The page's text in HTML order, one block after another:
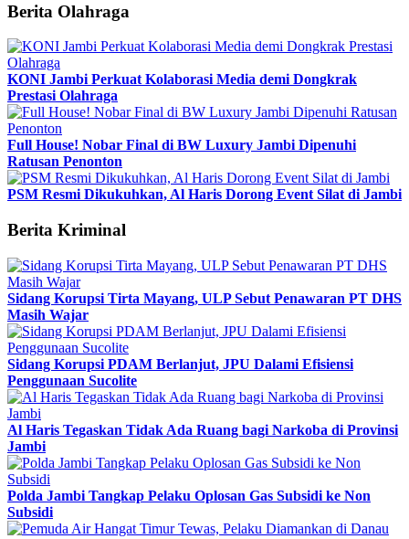
Berita Olahraga
KONI Jambi Perkuat Kolaborasi Media demi Dongkrak
Prestasi Olahraga
Full House! Nobar Final di BW Luxury Jambi Dipenuhi
Ratusan Penonton
PSM Resmi Dikukuhkan, Al Haris Dorong Event Silat di Jambi
Berita Kriminal
Sidang Korupsi Tirta Mayang, ULP Sebut Penawaran PT DHS
Masih Wajar
Sidang Korupsi PDAM Berlanjut, JPU Dalami Efisiensi
Penggunaan Sucolite
Al Haris Tegaskan Tidak Ada Ruang bagi Narkoba di Provinsi
Jambi
Polda Jambi Tangkap Pelaku Oplosan Gas Subsidi ke Non
Subsidi